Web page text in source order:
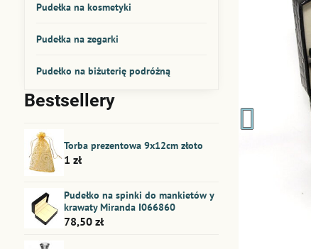
Pudełka na kosmetyki
Pudełka na zegarki
Pudełko na biżuterię podróżną
Bestsellery
Torba prezentowa 9x12cm złoto
1 zł
Pudełko na spinki do mankietów y
krawaty Miranda I066860
78,50 zł